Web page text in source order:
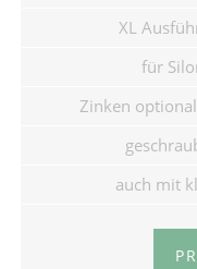
XL
für
Zinken
auch mit